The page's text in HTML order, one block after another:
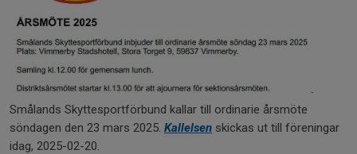
Smålands Skyttesportförbund kallar till ordinarie årsmöte
söndagen den 23 mars 2025. Kallelsen skickas ut till föreningar
idag, 2025-02-20.